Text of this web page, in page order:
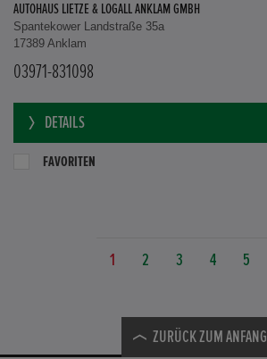
AUTOHAUS LIETZE & LOGALL ANKLAM GMBH
Spantekower Landstraße 35a
17389 Anklam
03971-831098
DETAILS
FAVORITEN
1 2 3 4 5
ZURÜCK ZUM ANFANG